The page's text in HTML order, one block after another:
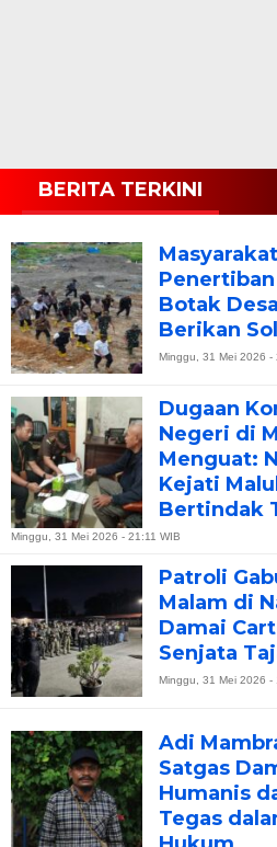
BERITA TERKINI
Botak
Berikan
Minggu, 31 Mei 2026 -
Dugaan
Negeri di
Menguat:
Kejati
Bertindak
Minggu, 31 Mei 2026 - 21:11 WIB
Patroli
Malam di
Damai
Senjata
Minggu, 31 Mei 2026 -
Adi
Satgas
Humanis
Tegas